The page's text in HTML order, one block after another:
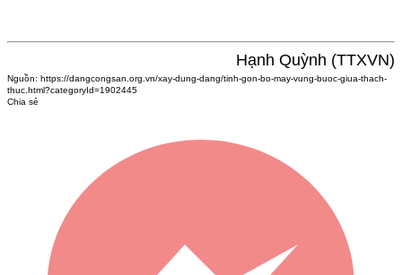
Hạnh Quỳnh (TTXVN)
Nguồn: https://dangcongsan.org.vn/xay-dung-dang/tinh-gon-bo-may-vung-buoc-giua-thach-
thuc.html?categoryId=1902445
Chia sẻ